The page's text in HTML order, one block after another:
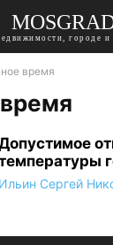
городе и
время
Ильин Сергей